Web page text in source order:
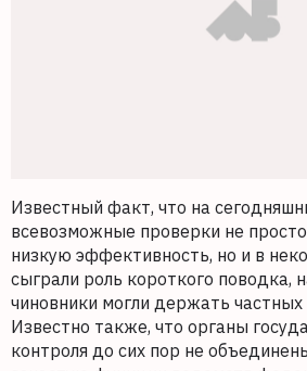
Известный факт, что на
всевозможные проверки не
низкую эффективность, но и в
сыграли роль короткого поводка,
чиновники могли держать
Известно также, что органы
контроля до сих пор не